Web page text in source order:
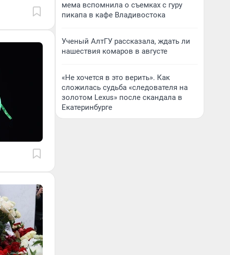
мема вспомнила о съемках с гуру
пикапа в кафе Владивостока
Ученый АлтГУ рассказала, ждать ли
нашествия комаров в августе
«Не хочется в это верить». Как
сложилась судьба «следователя на
золотом Lexus» после скандала в
Екатеринбурге